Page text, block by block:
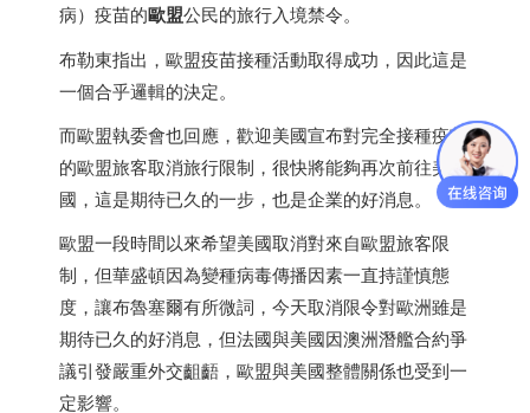
病）疫苗的歐盟公民的旅行入境禁令。
布勒東指出，歐盟疫苗接種活動取得成功，因此這是
一個合乎邏輯的決定。
而歐盟執委會也回應，歡迎美國宣布對完全接種疫苗
的歐盟旅客取消旅行限制，很快將能夠再次前往美
國，這是期待已久的一步，也是企業的好消息。
歐盟一段時間以來希望美國取消對來自歐盟旅客限
制，但華盛頓因為變種病毒傳播因素一直持謹慎態
度，讓布魯塞爾有所微詞，今天取消限令對歐洲雖是
期待已久的好消息，但法國與美國因澳洲潛艦合約爭
議引發嚴重外交齟齬，歐盟與美國整體關係也受到一
定影響。